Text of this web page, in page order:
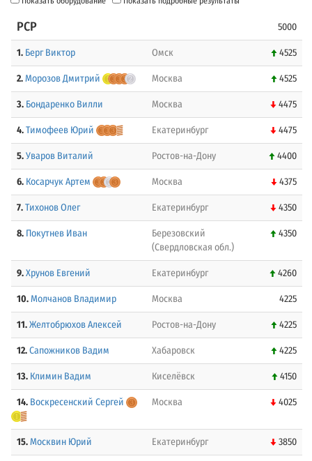
PCP 5000
1. Берг Виктор Омск 4525
2.Морозов Дмитрий Москва 4525
3. Бондаренко Вилли Москва 4475
4.Тимофеев Юрий Екатеринбург 4475
5.Уваров Виталий Ростов-на-Дону 4400
6. Косарчук Артем Москва 4375
7.Тихонов Олег Екатеринбург 4350
8. Покутнев Иван
Березовский
(Свердловская обл.)
4350
9.Хрунов Евгений Екатеринбург 4260
10.Молчанов Владимир Москва 4225
11.Желтобрюхов Алексей Ростов-на-Дону 4225
12.Сапожников Вадим Хабаровск 4225
13. Климин Вадим Киселёвск 4150
14. Воскресенский Сергей Москва 4025
15.Москвин Юрий Екатеринбург 3850